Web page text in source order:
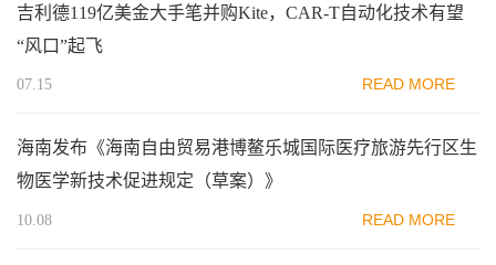
吉利德119亿美金大手笔并购Kite，CAR-T自动化技术有望
“风口”起飞
07.15 READ MORE
海南发布《海南自由贸易港博鳌乐城国际医疗旅游先行区生
物医学新技术促进规定（草案）》
10.08 READ MORE